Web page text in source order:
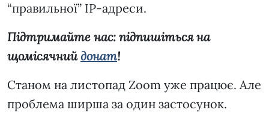
“правильної” IP-адреси.
Підтримайте нас: підпишіться на
щомісячнийдонат!
Станом на листопад Zoom уже працює. Але
проблема ширша за один застосунок.